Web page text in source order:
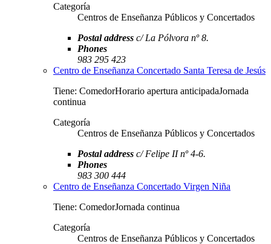
Categoría
Centros de Enseñanza Públicos y Concertados
Postal address c/ La Pólvora nº 8.
Phones
983 295 423
Centro de Enseñanza Concertado Santa Teresa de Jesús
Tiene: ComedorHorario apertura anticipadaJornada
continua
Categoría
Centros de Enseñanza Públicos y Concertados
Postal address c/ Felipe II nº 4-6.
Phones
983 300 444
Centro de Enseñanza Concertado Virgen Niña
Tiene: ComedorJornada continua
Categoría
Centros de Enseñanza Públicos y Concertados